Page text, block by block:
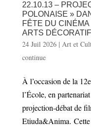
22.10.13 –
POLONAISE »
FÊTE DU CINÉMA
ARTS
24 Juil 2026| Art et
continue
À l’occasion de la
l’École, en
projection-débat de
Etiuda&Anima.